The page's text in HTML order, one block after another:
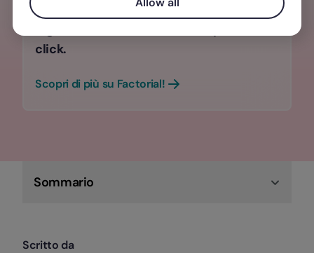
con una rilevazione presenze 100%
click.
Scopri di più su Factorial!
Sommario
Scritto da